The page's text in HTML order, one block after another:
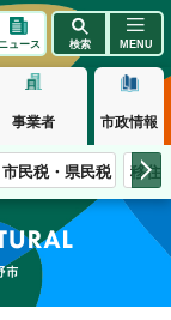
ュース 検索 MENU
事業者 市政情報
市民税・県民税 移住
野市